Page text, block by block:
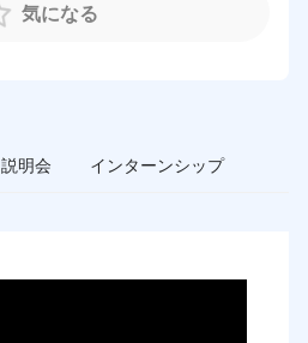
気になる
説明会 インターンシップ